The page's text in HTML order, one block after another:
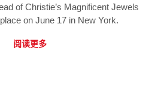
of Christie’s Magnificent Jewels
on June 17 in New York.
阅读更多